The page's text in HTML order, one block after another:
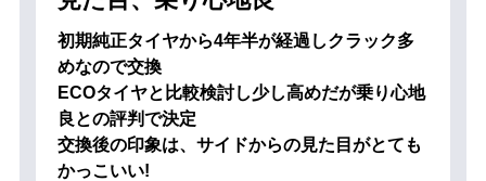
初期純正タイヤから4年半が経過しクラック多
めなので交換
ECOタイヤと比較検討し少し高めだが乗り心地
良との評判で決定
交換後の印象は、サイドからの見た目がとても
かっこいい!